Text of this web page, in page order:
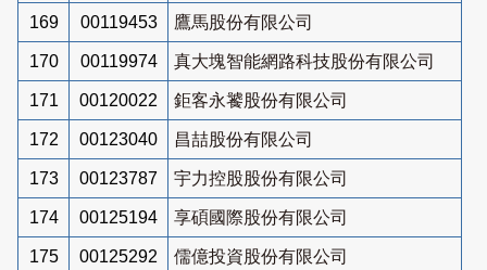
169 00119453 鷹馬股份有限公司
170 00119974 真大塊智能網路科技股份有限公司
171 00120022 鉅客永饕股份有限公司
172 00123040 昌喆股份有限公司
173 00123787 宇力控股股份有限公司
174 00125194 享碩國際股份有限公司
175 00125292 儒億投資股份有限公司